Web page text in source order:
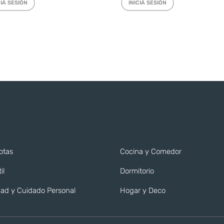
SESIÓN INICIÁ SESIÓN
y Cuidado Personal
Cocina y Comedor
Dormitorio
Hogar y Deco